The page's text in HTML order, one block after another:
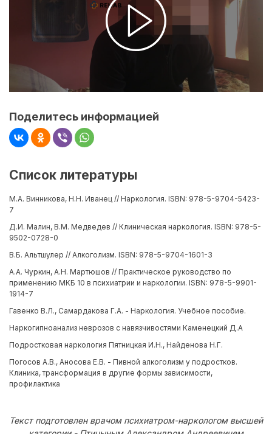
Поделитесь информацией
Список литературы
М.А. Винникова, Н.Н. Иванец // Наркология. ISBN: 978-5-9704-5423-
7
Д.И. Малин, В.М. Медведев // Клиническая наркология. ISBN: 978-5-
9502-0728-0
В.Б. Альтшулер // Алкоголизм. ISBN: 978-5-9704-1601-3
А.А. Чуркин, А.Н. Мартюшов // Практическое руководство по
применению МКБ 10 в психиатрии и наркологии. ISBN: 978-5-9901-
1914-7
Гавенко В.Л., Самардакова Г.А. - Наркология. Учебное пособие.
Наркогипноанализ неврозов с навязчивостями Каменецкий Д.А
Подростковая наркология Пятницкая И.Н., Найденова Н.Г.
Погосов А.В., Аносова Е.В. - Пивной алкоголизм у подростков.
Клиника, трансформация в другие формы зависимости,
профилактика
Текст подготовлен врачом психиатром-наркологом высшей